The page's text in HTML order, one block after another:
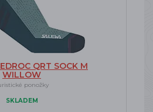
QRT SOCK M
WILLOW
ponožky
SKLADEM